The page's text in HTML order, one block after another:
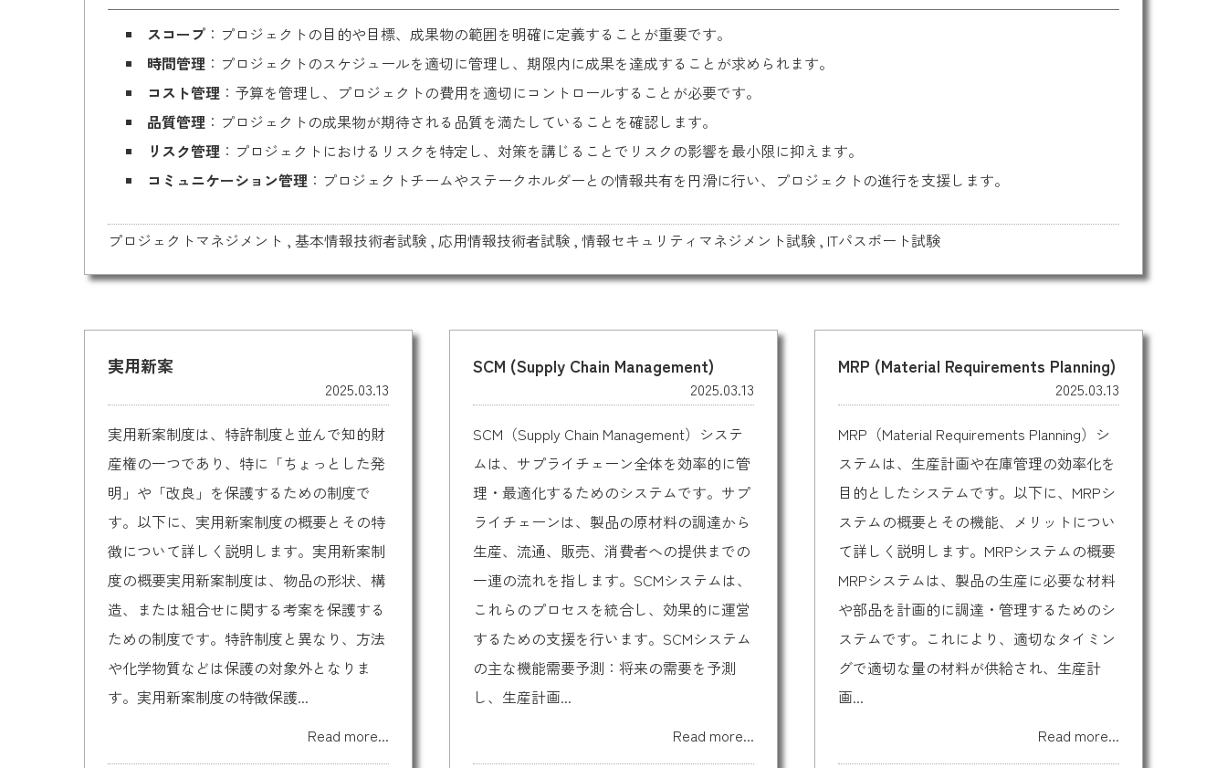
スコープ ：プロジェクトの目的や目標、成果物の範囲を明確に定義することが重要です。
時間管理 ：プロジェクトのスケジュールを適切に管理し、期限内に成果を達成することが求められます。
コスト管理 ：予算を管理し、プロジェクトの費用を適切にコントロールすることが必要です。
品質管理 ：プロジェクトの成果物が期待される品質を満たしていることを確認します。
リスク管理 ：プロジェクトにおけるリスクを特定し、対策を講じることでリスクの影響を最小限に抑えます。
コミュニケーション管理 ：プロジェクトチームやステークホルダーとの情報共有を円滑に行い、プロジェクトの進行を支援します。
プロジェクトマネジメント , 基本情報技術者試験 , 応用情報技術者試験 , 情報セキュリティマネジメント試験 , ITパスポート試験
実用新案
2025.03.13
実用新案制度は、特許制度と並んで知的財
産権の一つであり、特に「ちょっとした発
明」や「改良」を保護するための制度で
す。以下に、実用新案制度の概要とその特
徴について詳しく説明します。実用新案制
度の概要実用新案制度は、物品の形状、構
造、または組合せに関する考案を保護する
ための制度です。特許制度と異なり、方法
や化学物質などは保護の対象外となりま
す。実用新案制度の特徴保護...
Read more...
SCM (Supply Chain Management)
2025.03.13
SCM（Supply Chain Management）システ
ムは、サプライチェーン全体を効率的に管
理・最適化するためのシステムです。サプ
ライチェーンは、製品の原材料の調達から
生産、流通、販売、消費者への提供までの
一連の流れを指します。SCMシステムは、
これらのプロセスを統合し、効果的に運営
するための支援を行います。SCMシステム
の主な機能需要予測：将来の需要を予測
し、生産計画...
Read more...
MRP (Material Requirements Planning)
2025.03.13
MRP（Material Requirements Planning）シ
ステムは、生産計画や在庫管理の効率化を
目的としたシステムです。以下に、MRPシ
ステムの概要とその機能、メリットについ
て詳しく説明します。MRPシステムの概要
MRPシステムは、製品の生産に必要な材料
や部品を計画的に調達・管理するためのシ
ステムです。これにより、適切なタイミン
グで適切な量の材料が供給され、生産計
画...
Read more...